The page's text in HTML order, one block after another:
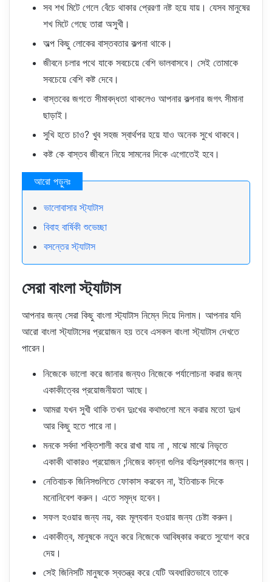
সব শখ মিটে গেলে বেঁচে থাকার প্রেরণা নষ্ট হয়ে যায়। যেসব মানুষের
শখ মিটে গেছে তারা অসুখী।
অল্প কিছু লোকের বাস্তবতার কল্পনা থাকে।
জীবনে চলার পথে যাকে সবচেয়ে বেশি ভালবাসবে। সেই তোমাকে
সবচেয়ে বেশি কষ্ট দেবে।
বাস্তবের জগতে সীমাবদ্ধতা থাকলেও আপনার কল্পনার জগৎ সীমানা
ছাড়াই।
সুখি হতে চাও? খুব সহজ স্বার্থপর হয়ে যাও অনেক সুখে থাকবে।
কষ্ট কে বাস্তব জীবনে নিয়ে সামনের দিকে এগোতেই হবে।
ভালোবাসার স্ট্যাটাস
বিবাহ বার্ষিকী শুভেচ্ছা
বসন্তের স্ট্যাটাস
সেরা বাংলা স্ট্যাটাস
আপনার জন্য সেরা কিছু বাংলা স্ট্যাটাস নিম্নে দিয়ে দিলাম। আপনার যদি
আরো বাংলা স্ট্যাটাসের প্রয়োজন হয় তবে এসকল বাংলা স্ট্যাটাস দেখতে
পারেন।
নিজেকে ভালো করে জানার জন্যও নিজেকে পর্যালোচনা করার জন্য
একাকীত্বের প্রয়োজনীয়তা আছে।
আমরা যখন সুখী থাকি তখন দুঃখের কথাগুলো মনে করার মতো দুঃখ
আর কিছু হতে পারে না।
মনকে সর্বদা শক্তিশালী করে রাখা যায় না , মাঝে মাঝে নিভৃতে
একাকী থাকারও প্রয়োজন ;নিজের কান্না গুলির বহিঃপ্রকাশের জন্য।
নেতিবাচক জিনিসগুলিতে ফোকাস করবেন না, ইতিবাচক দিকে
মনোনিবেশ করুন। এতে সমৃদ্ধ হবেন।
সফল হওয়ার জন্য নয়, বরং মূল্যবান হওয়ার জন্য চেষ্টা করুন।
একাকীত্ব, মানুষকে নতুন করে নিজেকে আবিষ্কার করতে সুযোগ করে
দেয়।
সেই জিনিসটি মানুষকে স্বতন্ত্র করে যেটি অবধারিতভাবে তাকে